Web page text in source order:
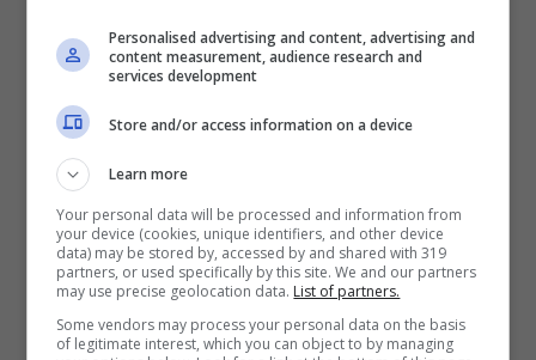
Come conservare e riproporre i piatti di Natale avanzati –
queenmakeda.it
Innanzitutto occorre dividere per tipologia i
cibi avanzati, se sonoprimi piatti di pasta o
riso, secondi di carne o pesce, se sono
contorni di verdure o dolci. Un’idea carina è
dispensare ai propri ospiti, specialmente ai
Personalised advertising and content, advertising and
content measurement, audience research and
services development
Store and/or access information on a device
Learn more
Your personal data will be processed and information from
your device (cookies, unique identifiers, and other device
data) may be stored by, accessed by and shared with 319
partners, or used specifically by this site. We and our partners
may use precise geolocation data. List of partners.
Some vendors may process your personal data on the basis
of legitimate interest, which you can object to by managing